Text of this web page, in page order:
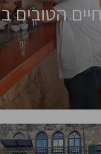
הטובים